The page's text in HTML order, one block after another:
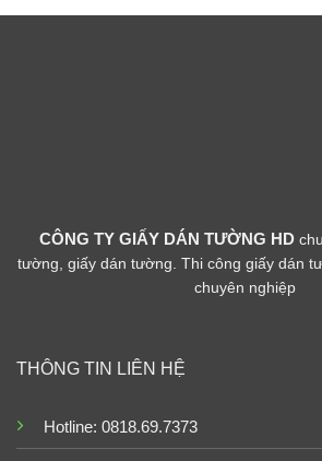
CÔNG TY GIẤY DÁN TƯỜNG HD
tường, giấy dán tường. Thi công giấy dán
chuyên nghiệp
THÔNG TIN LIÊN HỆ
Hotline: 0818.69.7373